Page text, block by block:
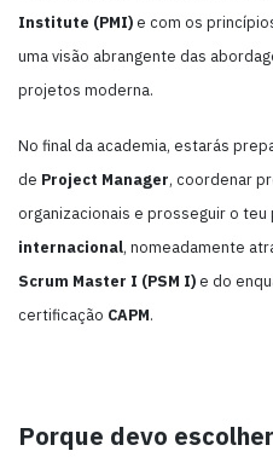
Institute (PMI) e com os
uma visão abrangente das
projetos moderna.
No final da academia, estarás
de Project Manager, coordenar
organizacionais e prosseguir o teu
internacional, nomeadamente
Scrum Master I (PSM I) e do
certificação CAPM.
Porque devo